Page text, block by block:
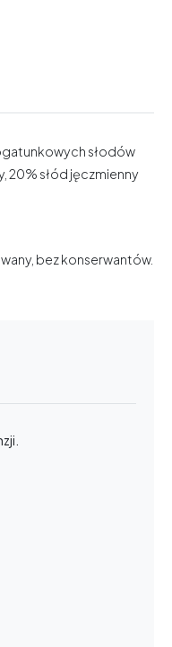
słodów
20% słód jęczmienny
bez konserwantów.